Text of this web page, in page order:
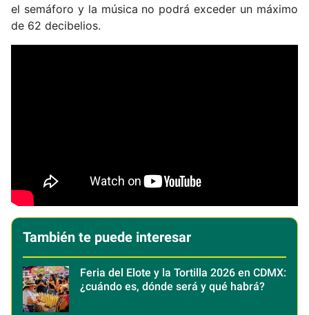
el semáforo y la música no podrá exceder un máximo
de 62 decibelios.
También te puede interesar
Feria del Elote y la Tortilla 2026 en CDMX:
¿cuándo es, dónde será y qué habrá?